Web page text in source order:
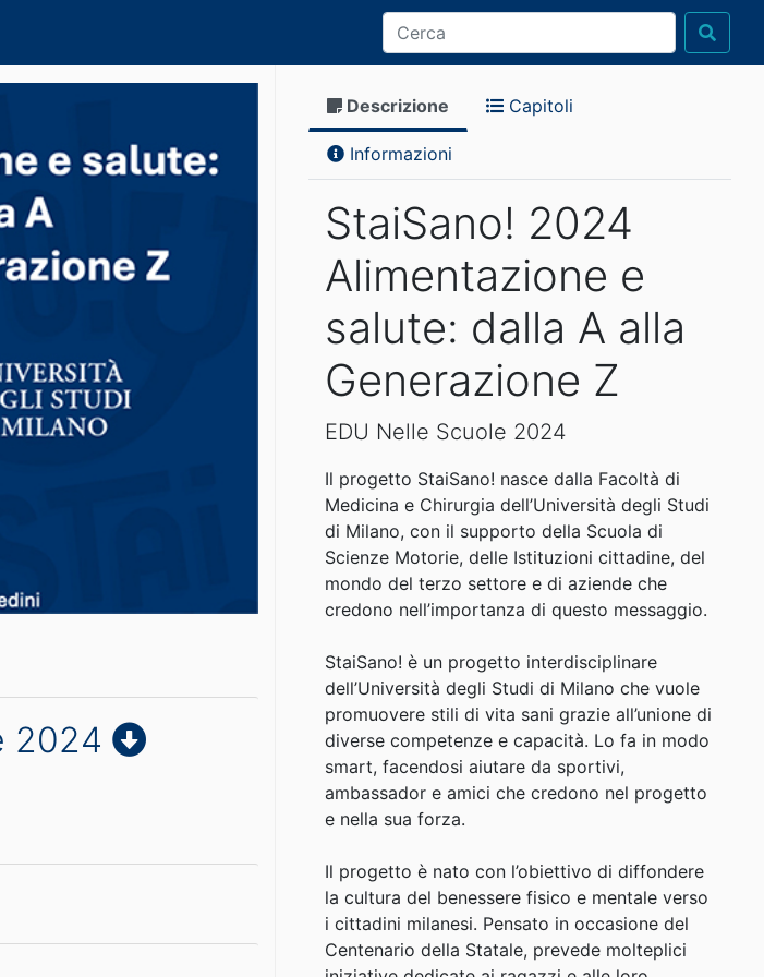
2024
Descrizione Capitoli
Informazioni
StaiSano! 2024
Alimentazione e
salute: dalla A alla
Generazione Z
EDU Nelle Scuole 2024
Il progetto StaiSano! nasce dalla Facoltà di
Medicina e Chirurgia dell’Università degli Studi
di Milano, con il supporto della Scuola di
Scienze Motorie, delle Istituzioni cittadine, del
mondo del terzo settore e di aziende che
credono nell’importanza di questo messaggio.
StaiSano! è un progetto interdisciplinare
dell’Università degli Studi di Milano che vuole
promuovere stili di vita sani grazie all’unione di
diverse competenze e capacità. Lo fa in modo
smart, facendosi aiutare da sportivi,
ambassador e amici che credono nel progetto
e nella sua forza.
Il progetto è nato con l’obiettivo di diffondere
la cultura del benessere fisico e mentale verso
i cittadini milanesi. Pensato in occasione del
Centenario della Statale, prevede molteplici